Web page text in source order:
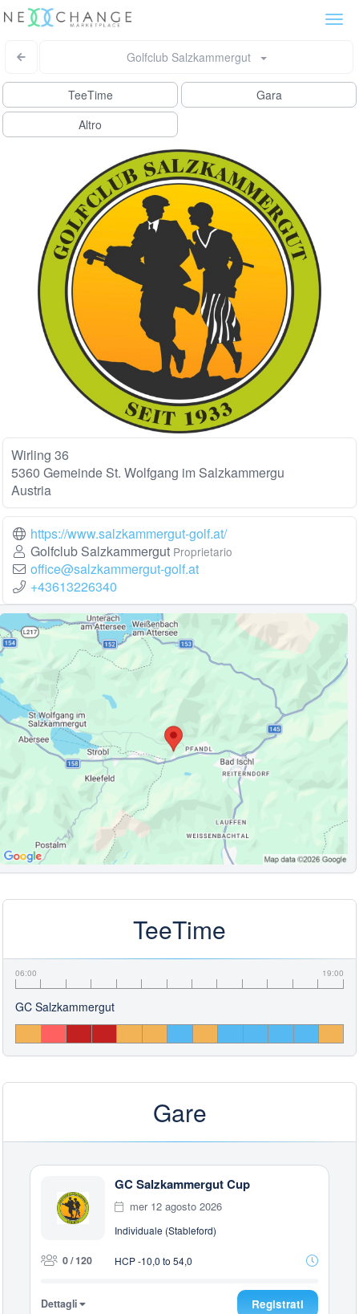
Golfclub Salzkammergut
TeeTime
Gara
Altro
Wirling 36
5360 Gemeinde St. Wolfgang im Salzkammergu
Austria
https://www.salzkammergut-golf.at/
Golfclub Salzkammergut Proprietario
office@salzkammergut-golf.at
+43613226340
TeeTime
06:00 19:00
GC Salzkammergut
Gare
GC Salzkammergut Cup
mer 12 agosto 2026
Individuale (Stableford)
0 / 120 HCP -10,0 to 54,0
Dettagli Registrati